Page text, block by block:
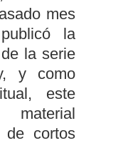
mes
la
la serie
y como
este
de cortos